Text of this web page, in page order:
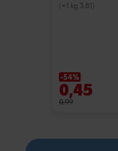
(=1 kg 3,81)
-54%
0,45
0,99